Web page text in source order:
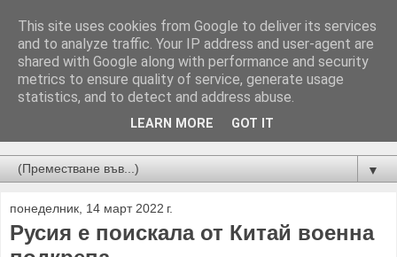
Новини от Бургас, страната и света!
▼
понеделник, 14 март 2022 г.
Русия е поискала от Китай военна
This site uses cookies from Google to deliver its services
and to analyze traffic. Your IP address and user-agent are
shared with Google along with performance and security
metrics to ensure quality of service, generate usage
statistics, and to detect and address abuse.
LEARN MORE GOT IT